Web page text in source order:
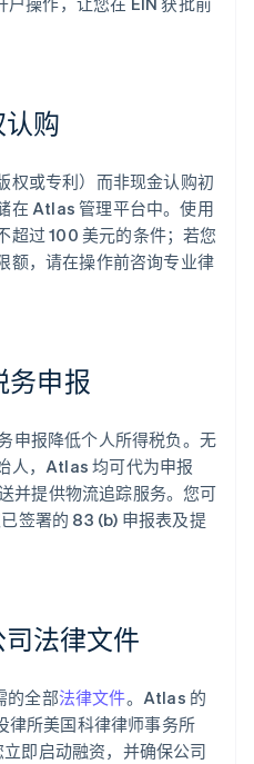
购
权或专利）而非现金认购初
在 Atlas 管理平台中。使用
超过 100 美元的条件；若您
额，请在操作前咨询专业律
务申报
申报降低个人所得税负。无
人，Atlas 均可代为申报
提供物流追踪服务。您可
签署的 83 (b) 申报表及提
法律文件
的全部法律文件。Atlas 的
律所美国科律律师事务所
即启动融资，并确保公司